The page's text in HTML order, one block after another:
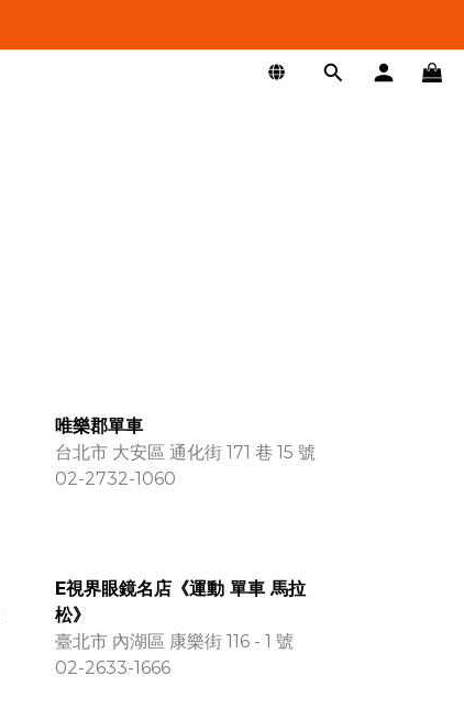
唯樂郡單車
台北市 大安區 通化街 171 巷 15 號
02-2732-1060
E視界眼鏡名店《運動 單車 馬拉
松》
臺北市 內湖區 康樂街 116 - 1 號
02-2633-1666